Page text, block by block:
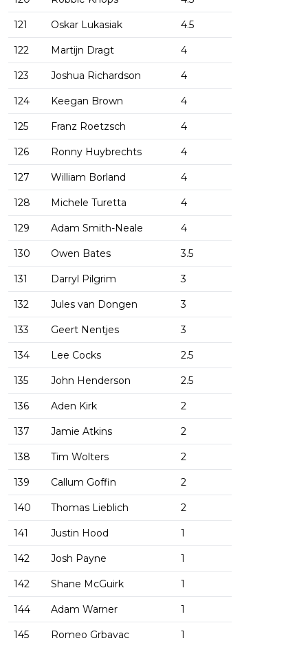
121 Oskar Lukasiak 4.5
122 Martijn Dragt 4
123 Joshua Richardson 4
124 Keegan Brown 4
125 Franz Roetzsch 4
126 Ronny Huybrechts 4
127 William Borland 4
128 Michele Turetta 4
129 Adam Smith-Neale 4
130 Owen Bates 3.5
131 Darryl Pilgrim 3
132 Jules van Dongen 3
133 Geert Nentjes 3
134 Lee Cocks 2.5
135 John Henderson 2.5
136 Aden Kirk 2
137 Jamie Atkins 2
138 Tim Wolters 2
139 Callum Goffin 2
140 Thomas Lieblich 2
141 Justin Hood 1
142 Josh Payne 1
142 Shane McGuirk 1
144 Adam Warner 1
145 Romeo Grbavac 1